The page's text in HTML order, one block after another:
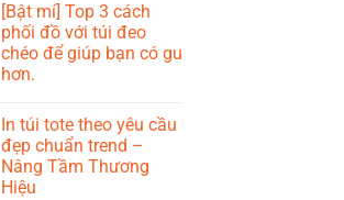
[Bật mí] Top 3 cách
phối đồ với túi đeo
chéo để giúp bạn có gu
hơn.
In túi tote theo yêu cầu
đẹp chuẩn trend –
Nâng Tầm Thương
Hiệu